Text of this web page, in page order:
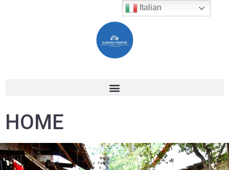
HOME
Italian